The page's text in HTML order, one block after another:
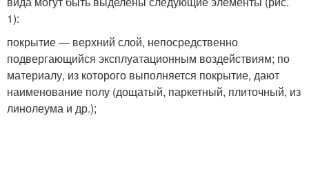
1):
покрытие — верхний слой, непосредственно
подвергающийся эксплуатационным воздействиям; по
материалу, из которого выполняется покрытие, дают
наименование полу (дощатый, паркетный, плиточный, из
линолеума и др.);